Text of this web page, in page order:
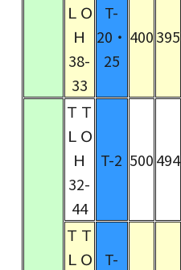
ＬＯ
Ｈ
38-
33
T-
20・
25
400395
ＴＴ
ＬＯ
Ｈ
32-
44
T-2 500494
ＴＴ
ＬＯ
T-